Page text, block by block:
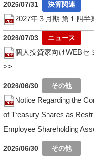
2026/07/31
2027年３月期 第１四
2026/07/03
個人投資家向けWEBセ
2026/06/30
Notice Regarding the
of Treasury Shares as
Employee Shareholding
2026/06/30